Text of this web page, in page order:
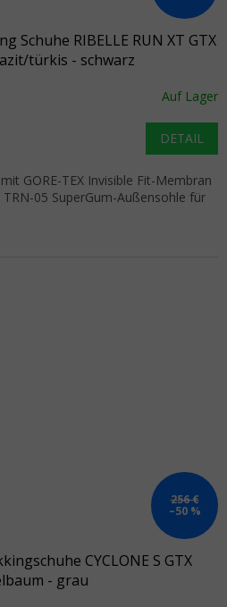
Schuhe RIBELLE RUN XT GTX
türkis - schwarz
Auf Lager
DETAIL
GORE-TEX Invisible Fit-Membran
05 SuperGum-Außensohle für
256 €
–50 %
CYCLONE S GTX
- grau